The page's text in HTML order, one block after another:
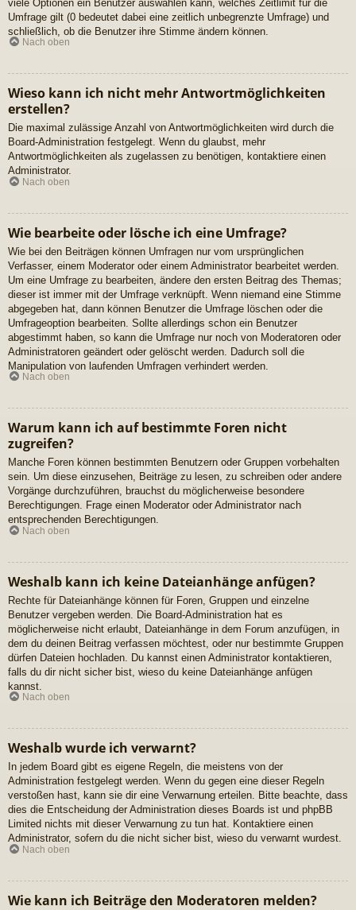
viele Optionen ein Benutzer auswählen kann, welches Zeitlimit für die
Umfrage gilt (0 bedeutet dabei eine zeitlich unbegrenzte Umfrage) und
schließlich, ob die Benutzer ihre Stimme ändern können.
Nach oben
Wieso kann ich nicht mehr Antwortmöglichkeiten
erstellen?
Die maximal zulässige Anzahl von Antwortmöglichkeiten wird durch die
Board-Administration festgelegt. Wenn du glaubst, mehr
Antwortmöglichkeiten als zugelassen zu benötigen, kontaktiere einen
Administrator.
Nach oben
Wie bearbeite oder lösche ich eine Umfrage?
Wie bei den Beiträgen können Umfragen nur vom ursprünglichen
Verfasser, einem Moderator oder einem Administrator bearbeitet werden.
Um eine Umfrage zu bearbeiten, ändere den ersten Beitrag des Themas;
dieser ist immer mit der Umfrage verknüpft. Wenn niemand eine Stimme
abgegeben hat, dann können Benutzer die Umfrage löschen oder die
Umfrageoption bearbeiten. Sollte allerdings schon ein Benutzer
abgestimmt haben, so kann die Umfrage nur noch von Moderatoren oder
Administratoren geändert oder gelöscht werden. Dadurch soll die
Manipulation von laufenden Umfragen verhindert werden.
Nach oben
Warum kann ich auf bestimmte Foren nicht
zugreifen?
Manche Foren können bestimmten Benutzern oder Gruppen vorbehalten
sein. Um diese einzusehen, Beiträge zu lesen, zu schreiben oder andere
Vorgänge durchzuführen, brauchst du möglicherweise besondere
Berechtigungen. Frage einen Moderator oder Administrator nach
entsprechenden Berechtigungen.
Nach oben
Weshalb kann ich keine Dateianhänge anfügen?
Rechte für Dateianhänge können für Foren, Gruppen und einzelne
Benutzer vergeben werden. Die Board-Administration hat es
möglicherweise nicht erlaubt, Dateianhänge in dem Forum anzufügen, in
dem du deinen Beitrag verfassen möchtest, oder nur bestimmte Gruppen
dürfen Dateien hochladen. Du kannst einen Administrator kontaktieren,
falls du dir nicht sicher bist, wieso du keine Dateianhänge anfügen
kannst.
Nach oben
Weshalb wurde ich verwarnt?
In jedem Board gibt es eigene Regeln, die meistens von der
Administration festgelegt werden. Wenn du gegen eine dieser Regeln
verstoßen hast, kann sie dir eine Verwarnung erteilen. Bitte beachte, dass
dies die Entscheidung der Administration dieses Boards ist und phpBB
Limited nichts mit dieser Verwarnung zu tun hat. Kontaktiere einen
Administrator, sofern du die nicht sicher bist, wieso du verwarnt wurdest.
Nach oben
Wie kann ich Beiträge den Moderatoren melden?